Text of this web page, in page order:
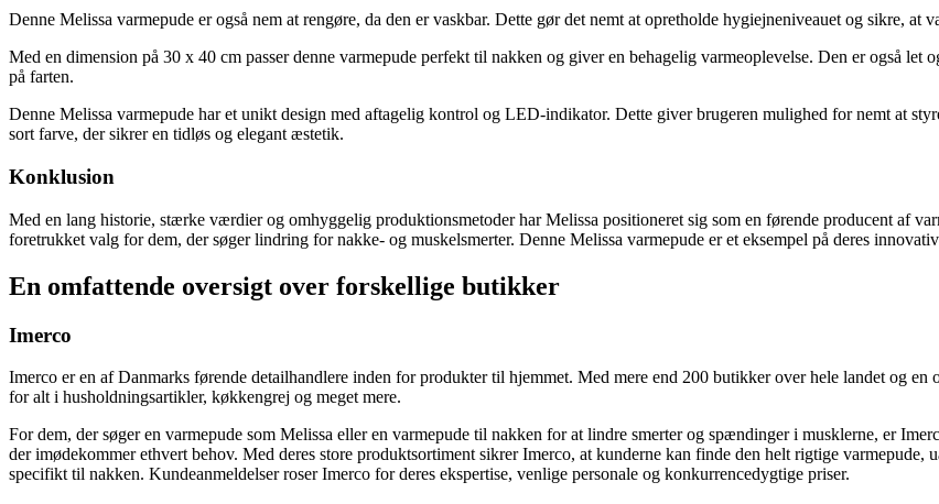
Denne Melissa varmepude er også nem at rengøre, da den er vaskbar. Dette gør det nemt at opretholde hygiejneniveauet og sikre, at
Med en dimension på 30 x 40 cm passer denne varmepude perfekt til nakken og giver en behagelig varmeoplevelse. Den er også
på farten.
Denne Melissa varmepude har et unikt design med aftagelig kontrol og LED-indikator. Dette giver brugeren mulighed for nemt at
sort farve, der sikrer en tidløs og elegant æstetik.
Konklusion
Med en lang historie, stærke værdier og omhyggelig produktionsmetoder har Melissa positioneret sig som en førende producent af
foretrukket valg for dem, der søger lindring for nakke- og muskelsmerter. Denne Melissa varmepude er et eksempel på deres
En omfattende oversigt over forskellige butikker
Imerco
Imerco er en af Danmarks førende detailhandlere inden for produkter til hjemmet. Med mere end 200 butikker over hele landet og
for alt i husholdningsartikler, køkkengrej og meget mere.
For dem, der søger en varmepude som Melissa eller en varmepude til nakken for at lindre smerter og spændinger i musklerne, er
der imødekommer ethvert behov. Med deres store produktsortiment sikrer Imerco, at kunderne kan finde den helt rigtige
specifikt til nakken. Kundeanmeldelser roser Imerco for deres ekspertise, venlige personale og konkurrencedygtige priser.